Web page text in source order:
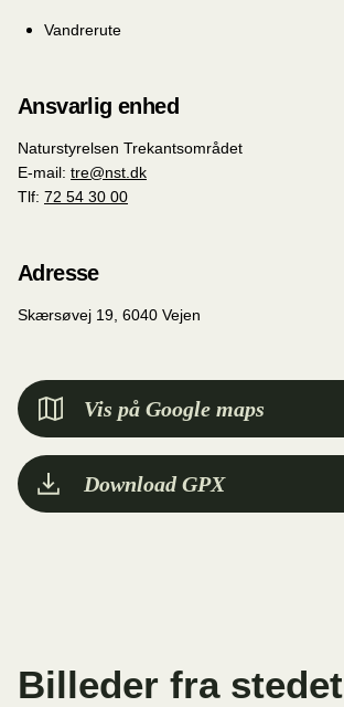
Vandrerute
Ansvarlig enhed
Naturstyrelsen Trekantsområdet
E-mail: tre@nst.dk
Tlf: 72 54 30 00
Adresse
Skærsøvej 19, 6040 Vejen
Vis på Google maps
Download GPX
Billeder fra stedet